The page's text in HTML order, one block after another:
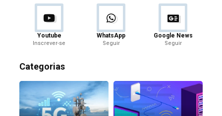
Youtube
Inscrever-se
WhatsApp
Seguir
Google News
Seguir
Categorias